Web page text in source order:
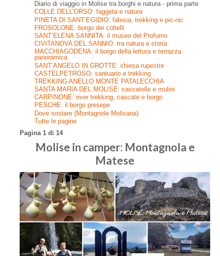
Diario di viaggio in Molise tra borghi e natura - prima parte
COLLE DELL’ORSO: faggeta e natura
PINETA DI SANT’EGIDIO: falesia, trekking e pic-nic
FROSOLONE: borgo dei coltelli
SANT’ELENA SANNITA: il museo del Profumo
CIVITANOVA DEL SANNIO: tra natura e storia
MACCHIAGODENA: il borgo della lettura e terrazza
panoramica
SANT’ANGELO IN GROTTE: chiesa rupestre
CASTELPETROSO: santuario e trekking
TREKKING ANELLO MONTE PATALECCHIA
SANTA MARIA DEL MOLISE: cascatelle e mulini
CARPINONE: river trekking, cascate e borgo
PESCHE: il borgo presepe
Dove sostare (Montagnole Molisana)
Tutte le pagine
Pagina 1 di 14
Molise in camper: Montagnola e
Matese